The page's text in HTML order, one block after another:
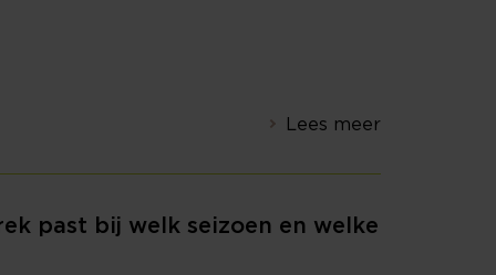
Lees meer
past bij welk seizoen en welke